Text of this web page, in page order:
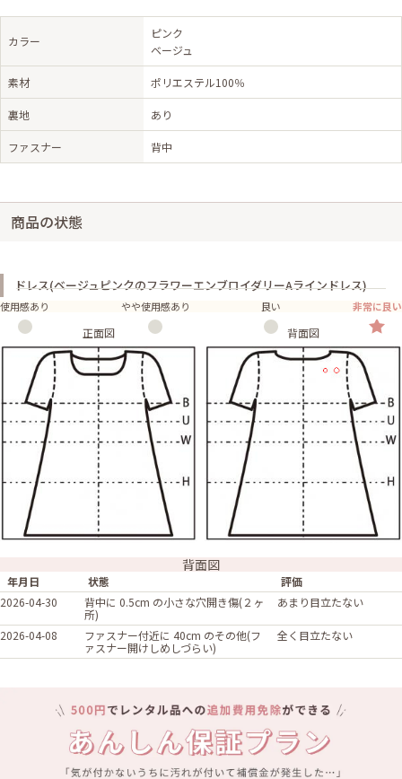
カラー
ピンク
ベージュ
素材 ポリエステル100％
裏地 あり
ファスナー 背中
商品の状態
ドレス(ベージュピンクのフラワーエンブロイダリーAラインドレス)
使用感あり やや使用感あり 良い 非常に良い
正面図 背面図
背面図
年月日 状態
評価
2026-04-30
背中に 0.5cm の小さな穴開き傷(２ヶ
所)
あまり目立たない
2026-04-08
ファスナー付近に 40cm のその他(フ
ァスナー開けしめしづらい)
全く目立たない